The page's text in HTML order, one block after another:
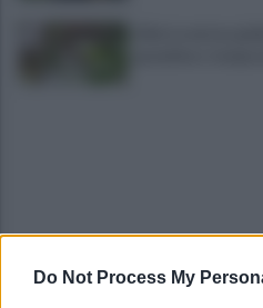
Do Not Process My
Terribile scontro